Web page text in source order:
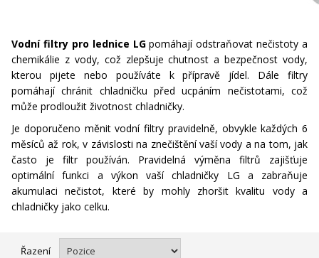
Vodní filtry pro lednice LGpomáhají odstraňovat nečistoty a
chemikálie z vody, což zlepšuje chutnost a bezpečnost vody,
kterou pijete nebo používáte k přípravě jídel. Dále filtry
pomáhají chránit chladničku před ucpáním nečistotami, což
může prodloužit životnost chladničky.
Je doporučeno měnit vodní filtry pravidelně, obvykle každých 6
měsíců až rok, v závislosti na znečištění vaší vody a na tom, jak
často je filtr používán. Pravidelná výměna filtrů zajišťuje
optimální funkci a výkon vaší chladničky LG a zabraňuje
akumulaci nečistot, které by mohly zhoršit kvalitu vody a
chladničky jako celku.
Řazení